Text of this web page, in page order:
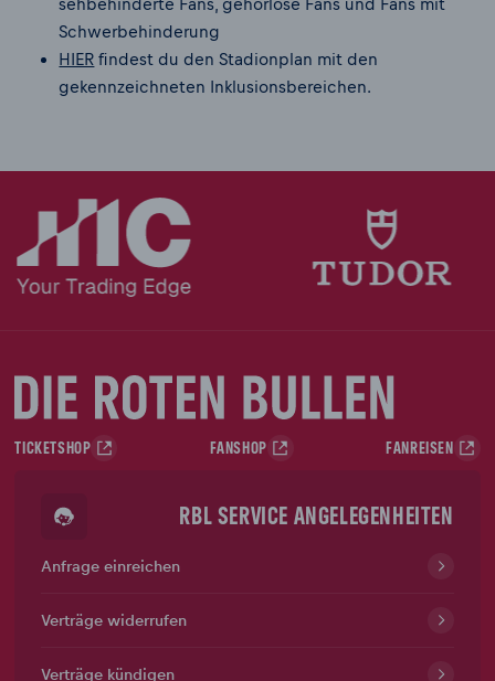
Schwerbehinderung
HIER findest du den Stadionplan mit den
gekennzeichneten Inklusionsbereichen.
TICKETSHOP FANSHOP FANREISEN
RBL SERVICE ANGELEGENHEITEN
Anfrage einreichen
Verträge widerrufen
Verträge kündigen